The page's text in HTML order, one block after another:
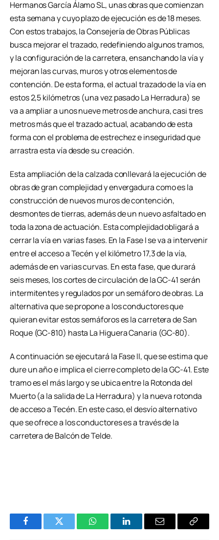
Hermanos García Álamo SL, unas obras que comienzan
esta semana y cuyo plazo de ejecución es de 18 meses.
Con estos trabajos, la Consejería de Obras Públicas
busca mejorar el trazado, redefiniendo algunos tramos,
y la configuración de la carretera, ensanchando la vía y
mejoran las curvas, muros y otros elementos de
contención. De esta forma, el actual trazado de la vía en
estos 2,5 kilómetros (una vez pasado La Herradura) se
va a ampliar a unos nueve metros de anchura, casi tres
metros más que el trazado actual, acabando de esta
forma con el problema de estrechez e inseguridad que
arrastra esta vía desde su creación.
Esta ampliación de la calzada conllevará la ejecución de
obras de gran complejidad y envergadura como es la
construcción de nuevos muros de contención,
desmontes de tierras, además de un nuevo asfaltado en
toda la zona de actuación. Esta complejidad obligará a
cerrar la vía en varias fases. En la Fase I se va a intervenir
entre el acceso a Tecén y el kilómetro 17,3 de la vía,
además de en varias curvas. En esta fase, que durará
seis meses, los cortes de circulación de la GC-41 serán
intermitentes y regulados por un semáforo de obras. La
alternativa que se propone a los conductores que
quieran evitar estos semáforos es la carretera de San
Roque (GC-810) hasta La Higuera Canaria (GC-80).
A continuación se ejecutará la Fase II, que se estima que
dure un año e implica el cierre completo de la GC-41. Este
tramo es el más largo y se ubica entre la Rotonda del
Muerto (a la salida de La Herradura) y la nueva rotonda
de acceso a Tecén. En este caso, el desvío alternativo
que se ofrece a los conductores es a través de la
carretera de Balcón de Telde.
FacebookTwitter WhatsAppLinkedInEmail
Copiar